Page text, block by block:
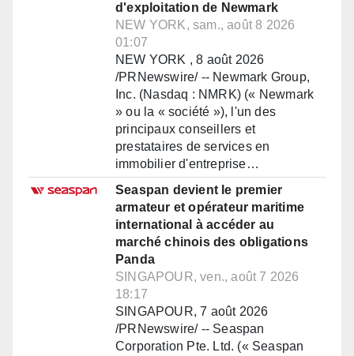
d'exploitation de Newmark
NEW YORK, sam., août 8 2026
01:07
NEW YORK , 8 août 2026
/PRNewswire/ -- Newmark Group,
Inc. (Nasdaq : NMRK) (« Newmark
» ou la « société »), l'un des
principaux conseillers et
prestataires de services en
immobilier d'entreprise…
Seaspan devient le premier
armateur et opérateur maritime
international à accéder au
marché chinois des obligations
Panda
SINGAPOUR, ven., août 7 2026
18:17
SINGAPOUR, 7 août 2026
/PRNewswire/ -- Seaspan
Corporation Pte. Ltd. (« Seaspan